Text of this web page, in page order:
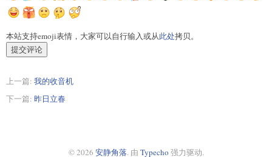
本站支持emoji表情，大家可以自行输入或从此处拷贝。
提交评论
上一篇: 我的收音机
下一篇: 昨日立春
© 2026 安静角落. 由 Typecho 强力驱动.